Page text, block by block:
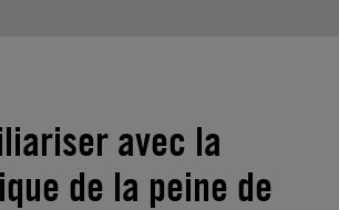
avec la
de la peine de